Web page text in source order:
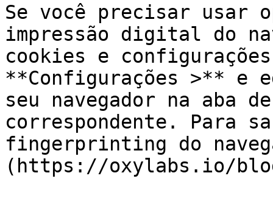
Se você precisar usar
impressão digital do
cookies e
**Configurações >** e
seu navegador na aba
correspondente. Para
fingerprinting do
(https://oxylabs.io/